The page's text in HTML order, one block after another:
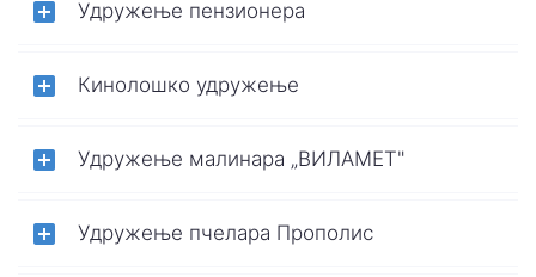
Удружење пензионера
Кинолошко удружење
Удружење малинара „ВИЛАМЕТ"
Удружење пчелара Прополис